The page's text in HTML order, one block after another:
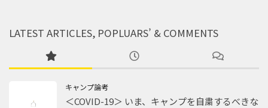
LATEST ARTICLES, POPLUARS’ & COMMENTS
キャンプ論考
＜COVID-19＞ いま、キャンプを自粛するべきな